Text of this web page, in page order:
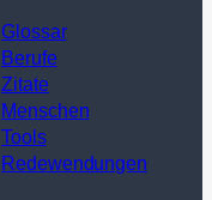
Glossar
Berufe
Zitate
Menschen
Tools
Redewendungen